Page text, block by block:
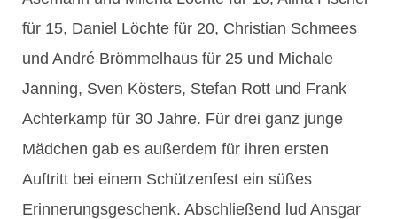
für 15, Daniel Löchte für 20, Christian Schmees
und André Brömmelhaus für 25 und Michale
Janning, Sven Kösters, Stefan Rott und Frank
Achterkamp für 30 Jahre. Für drei ganz junge
Mädchen gab es außerdem für ihren ersten
Auftritt bei einem Schützenfest ein süßes
Erinnerungsgeschenk. Abschließend lud Ansgar